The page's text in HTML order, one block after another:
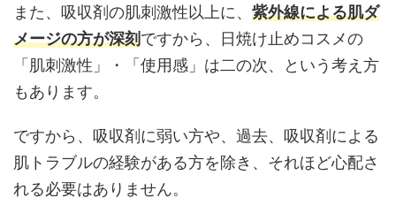
また、吸収剤の肌刺激性以上に、 紫外線による肌ダ
メージの方が深刻ですから、日焼け止めコスメの
「肌刺激性」・「使用感」は二の次、という考え方
もあります。
ですから、吸収剤に弱い方や、過去、吸収剤による
肌トラブルの経験がある方を除き、それほど心配さ
れる必要はありません。